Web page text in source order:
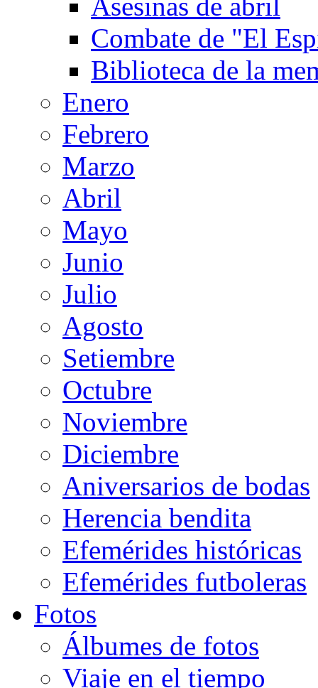
Combate de "El
Biblioteca de la
Enero
Febrero
Marzo
Abril
Mayo
Junio
Julio
Agosto
Setiembre
Octubre
Noviembre
Diciembre
Aniversarios de bodas
Herencia bendita
Efemérides históricas
Efemérides futboleras
Fotos
Álbumes de fotos
Viaje en el tiempo